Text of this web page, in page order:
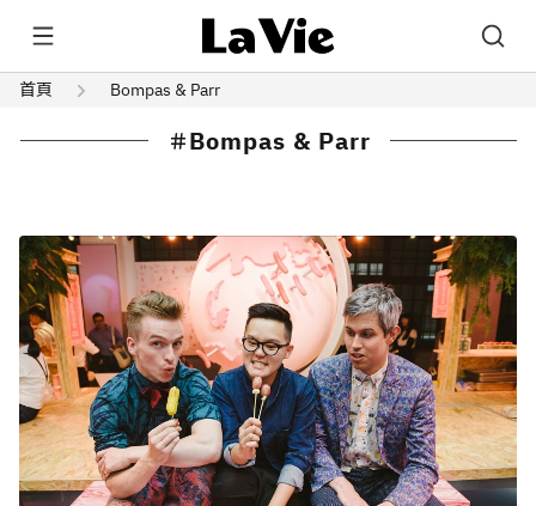
首頁 Bompas & Parr
Bompas & Parr